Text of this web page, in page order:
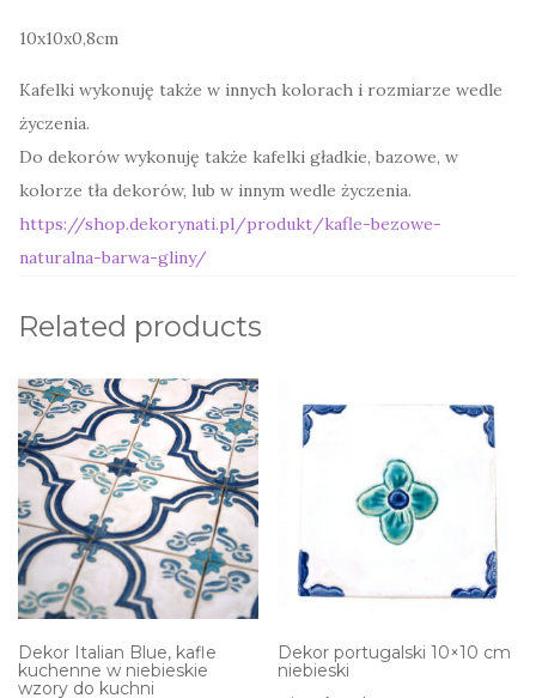
10x10x0,8cm
Kafelki wykonuję także w innych kolorach i rozmiarze wedle
życzenia.
Do dekorów wykonuję także kafelki gładkie, bazowe, w
kolorze tła dekorów, lub w innym wedle życzenia.
https://shop.dekorynati.pl/produkt/kafle-bezowe-
naturalna-barwa-gliny/
Related products
Dekor Italian Blue, kafle
kuchenne w niebieskie
wzory do kuchni
Dekor portugalski 10×10 cm
niebieski